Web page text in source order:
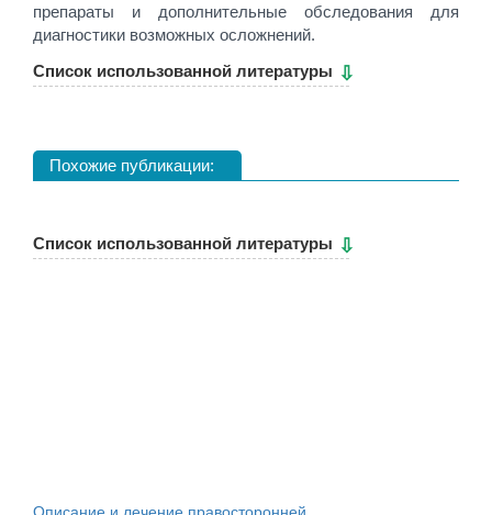
препараты и дополнительные обследования для
диагностики возможных осложнений.
Cписок использованной литературы
Похожие публикации:
Cписок использованной литературы
Описание и лечение правосторонней